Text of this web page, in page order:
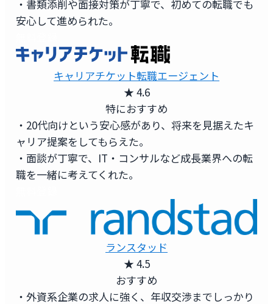
・書類添削や面接対策が丁寧で、初めての転職でも
安心して進められた。
キャリアチケット転職エージェント
★ 4.6
特におすすめ
・20代向けという安心感があり、将来を見据えたキ
ャリア提案をしてもらえた。
・面談が丁寧で、IT・コンサルなど成長業界への転
職を一緒に考えてくれた。
ランスタッド
★ 4.5
おすすめ
・外資系企業の求人に強く、年収交渉までしっかり